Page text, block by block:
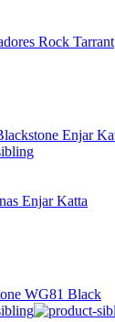
Rock Tarrant
Enjar Katta